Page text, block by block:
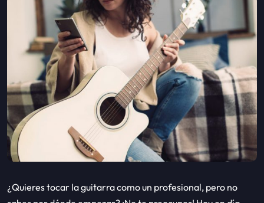
¿Quieres tocar la guitarra como un profesional, pero no